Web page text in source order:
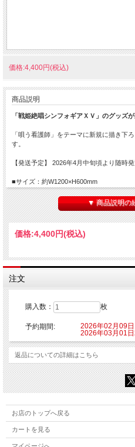
価格:4,400円(税込)
商品説明
「戦姫絶唱シンフォギアＸＶ」のグッズが
「唄う看護師」をテーマに新規に描き下
す。
【発送予定】 2026年4月中旬頃より随時発
■サイズ：約W1200×H600mm
■素材：ポリエステル
【ご注意】
※こちらの商品はご注文時にクレジット
ご了承ください。
※他の商品を一緒にご購入した場合もご
※受注生産商品のため、お申込み後のキ
い。
※他商品と一緒に購入した場合、予約商品
▼ 商品説明の
価格:4,400円(税込)
注文
購入数： 枚
予約期間:
2026年02月09
2026年03月01
返品についての詳細はこちら
お店のトップへ戻る
カートを見る